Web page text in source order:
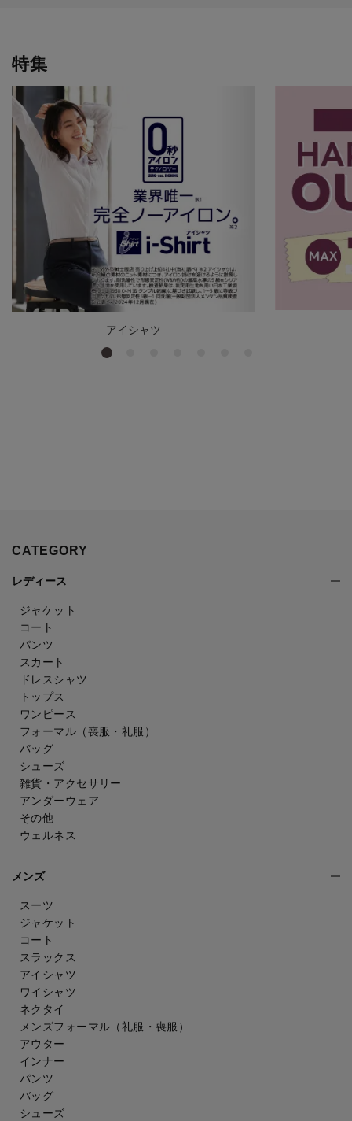
特集
アイシャツ
CATEGORY
レディース
ジャケット
コート
パンツ
スカート
ドレスシャツ
トップス
ワンピース
フォーマル（喪服・礼服）
バッグ
シューズ
雑貨・アクセサリー
アンダーウェア
その他
ウェルネス
メンズ
スーツ
ジャケット
コート
スラックス
アイシャツ
ワイシャツ
ネクタイ
メンズフォーマル （礼服・喪服）
アウター
インナー
パンツ
バッグ
シューズ